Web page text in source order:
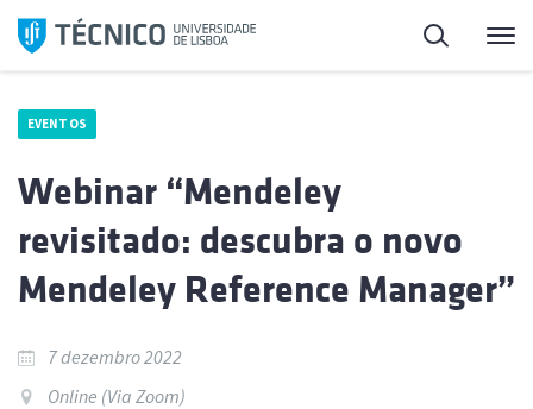
Saltar
para
Pesquisa
EVENTOS
Webinar “Mendeley
revisitado: descubra o novo
Mendeley Reference Manager”
7 dezembro 2022
Online (Via Zoom)